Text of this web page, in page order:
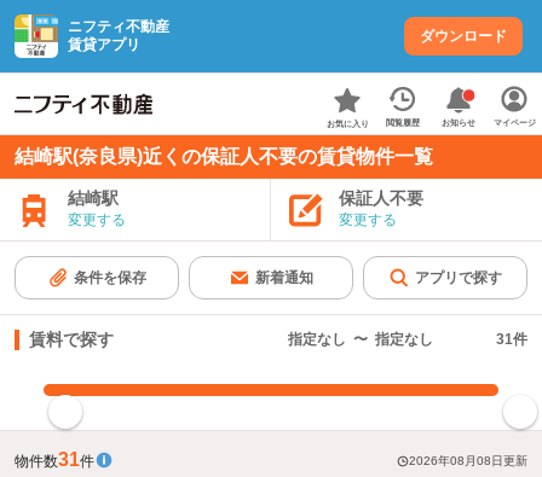
ニフティ不動産
賃貸アプリ
ダウンロード
お気に入り 閲覧履歴 お知らせ マイページ
結崎駅(奈良県)近くの保証人不要の賃貸物件一覧
結崎駅
変更する
保証人不要
変更する
条件を保存 新着通知 アプリで探す
賃料で探す 指定なし 〜 指定なし 31件
物件数31件 2026年08月08日更新